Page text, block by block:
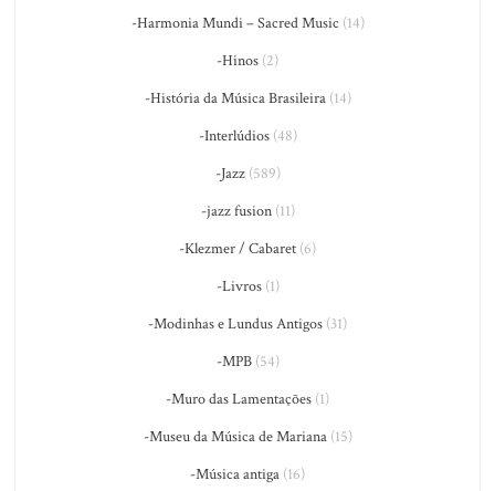
-Harmonia Mundi – Sacred Music (14)
-Hinos (2)
-História da Música Brasileira(14)
-Interlúdios(48)
-Jazz(589)
-jazz fusion(11)
-Klezmer / Cabaret (6)
-Livros(1)
-Modinhas e Lundus Antigos (31)
-MPB(54)
-Muro das Lamentações (1)
-Museu da Música de Mariana(15)
-Música antiga (16)